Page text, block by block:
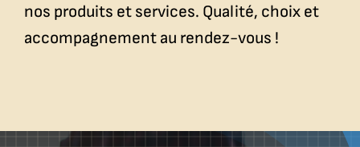
nos produits et services. Qualité, choix et
accompagnement au rendez-vous !